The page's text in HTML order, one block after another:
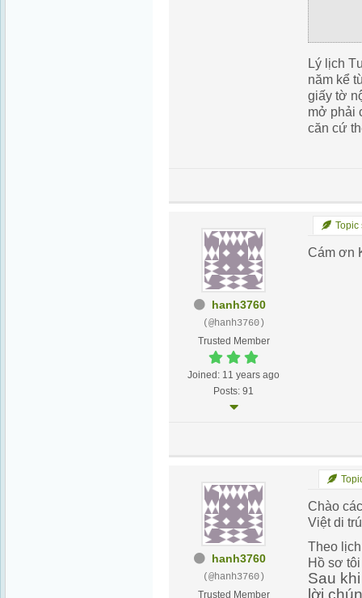
Lý lịch
năm kể
giấy tờ
mở phải
căn cứ
hanh3760
(@hanh3760)
Trusted Member
Joined: 11 years ago
Posts: 91
Topic
Cám ơn
hanh3760
(@hanh3760)
Trusted Member
Chào
Việt di
Theo
Hồ sơ
Sau
lời